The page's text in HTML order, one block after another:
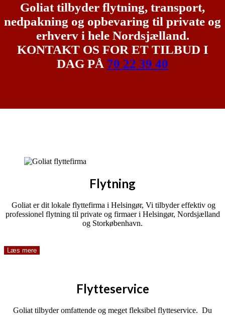
Goliat tilbyder flytning, transport,
nedpakning og opbevaring til private og
erhverv i hele Nordsjælland.
KONTAKT OS FOR ET TILBUD I
DAG PÅ 70 22 39 40
Flytning
Goliat er dit lokale flyttefirma i Helsingør, Vi tilbyder effektiv og
professionel flytning til private og firmaer i Helsingør, Nordsjælland
og Storkøbenhavn.
Læs mere
Flytteservice
Goliat tilbyder omfattende og meget fleksibel flytteservice. Du